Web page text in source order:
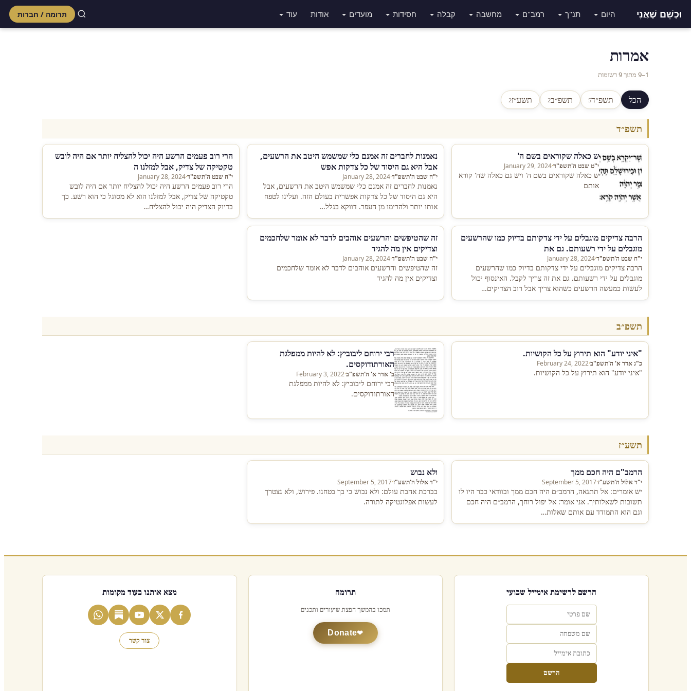
וּכְשֵׁם שֶׁאֲנִי היום תנ"ך רמב"ם מחשבה קבלה חסידות מועדים אודות עוד תרומה / חברות
אמרות
1–9 מתוך 9 רשומות
הכל תשפ״ד5 תשפ״ב2 תשע״ז2
תשפ״ד
ש כאלה שקוראים בשם ה'
י"ט שבט ה'תשפ"ד·
January 29, 2024
ש כאלה שקוראים בשם ה' ויש גם כאלה שה' קורא
אותם
נאמנות לחברים זה אמנם כלי שמשמש היטב את הרשעים,
אבל היא גם היסוד של כל צדקות אפש
י"ח שבט ה'תשפ"ד·
January 28, 2024
נאמנות לחברים זה אמנם כלי שמשמש היטב את הרשעים, אבל
היא גם היסוד של כל צדקות אפשרית בעולם הזה. ועלינו לטפח
אותו יותר ולהרימו מן העפר. דווקא בגלל…
הרי רוב פעמים הרשע היה יכול להצליח יותר אם היה לובש
טקטיקה של צדיק, אבל למזלנו ה
י"ח שבט ה'תשפ"ד·
January 28, 2024
הרי רוב פעמים הרשע היה יכול להצליח יותר אם היה לובש
טקטיקה של צדיק, אבל למזלנו הוא לא מסוגל כי הוא רשע. כך
בדיוק הצדיק היה יכול להצליח…
הרבה צדיקים מוגבלים על ידי צדקותם בדיוק כמו שהרשעים
מוגבלים על ידי רשעותם. גם את
י"ח שבט ה'תשפ"ד·
January 28, 2024
הרבה צדיקים מוגבלים על ידי צדקותם בדיוק כמו שהרשעים
מוגבלים על ידי רשעותם. גם את זה צריך לקבל. האינסוף יכול
לעשות כמעשה הרשעים כשהוא צריך אבל רוב הצדיקים…
זה שהטיפשים והרשעים אוהבים לדבר לא אומר שלחכמים
וצדיקים אין מה להגיד
י"ח שבט ה'תשפ"ד·
January 28, 2024
זה שהטיפשים והרשעים אוהבים לדבר לא אומר שלחכמים
וצדיקים אין מה להגיד
תשפ״ב
"איני יודע" הוא תירוץ על כל הקושיות.
כ"ג אדר א' ה'תשפ"ב·
February 24, 2022
"איני יודע" הוא תירוץ על כל הקושיות.
רבי ירוחם ליבוביץ: לא להיות ממפלגת
האורתודוקסים.
ב' אדר א' ה'תשפ"ב·
February 3, 2022
רבי ירוחם ליבוביץ: לא להיות ממפלגת
האורתודוקסים.
תשע״ז
הרמב"ם היה חכם ממך
י"ד אלול ה'תשע"ז·
September 5, 2017
יש אומרים: אל תתגאה, הרמב״ם היה חכם ממך ובוודאי כבר היו לו
תשובות לשאלותיך. אני אומר: אל יפול רוחך, הרמב״ם היה חכם
וגם הוא התמודד עם אותם שאלות…
ולא נבוש
י"ד אלול ה'תשע"ז·
September 5, 2017
בברכת אהבת עולם: ולא נבוש כי בך בטחנו. פירוש, ולא נצטרך
לעשות אפלוגטיקה לתורה.
הרשם לרשימת אימייל שבועי
הרשם
תרומה
תמכו בהמשך הפצת שיעורים ותכנים
Donate
מצא אותנו בעוד מקומות
צור קשר